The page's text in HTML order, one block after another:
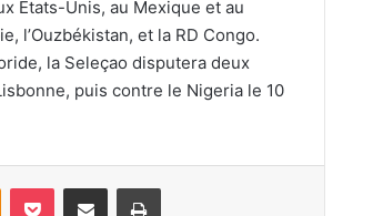
Etats-Unis, au Mexique et au
l’Ouzbékistan, et la RD Congo.
la Seleçao disputera deux
puis contre le Nigeria le 10
Odnoklassniki
Pocket Partager par email Imprimer